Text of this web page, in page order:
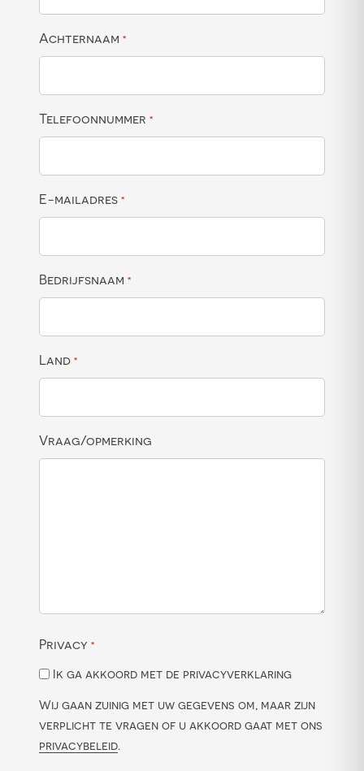
Achternaam *
Telefoonnummer *
E-mailadres *
Bedrijfsnaam *
Land *
Vraag/opmerking
Privacy *
Ik ga akkoord met de privacyverklaring
Wij gaan zuinig met uw gegevens om, maar zijn
verplicht te vragen of u akkoord gaat met ons
privacybeleid.